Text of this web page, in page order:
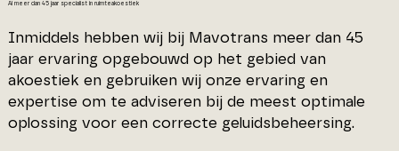
Al meer dan 45 jaar specialist in ruimteakoestiek
Inmiddels hebben wij bij Mavotrans meer dan 45
jaar ervaring opgebouwd op het gebied van
akoestiek en gebruiken wij onze ervaring en
expertise om te adviseren bij de meest optimale
oplossing voor een correcte geluidsbeheersing.